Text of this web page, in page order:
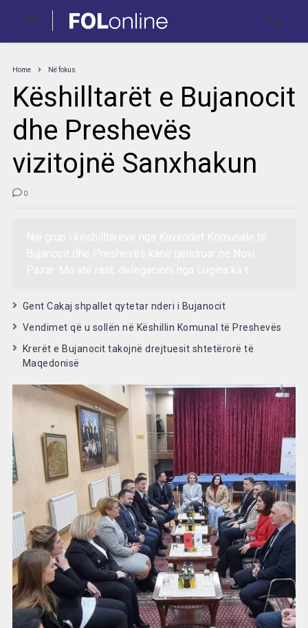
Home Në fokus
Këshilltarët e Bujanocit
dhe Preshevës
vizitojnë Sanxhakun
0
Gent Cakaj shpallet qytetar nderi i Bujanocit
Vendimet që u sollën në Këshillin Komunal të Preshevës
Krerët e Bujanocit takojnë drejtuesit shtetërorë të
Maqedonisë